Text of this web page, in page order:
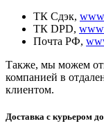
ТК Сдэк,
ТК DPD,
Почта РФ,
Также, мы можем
компанией в
клиентом.
Доставка с курьером